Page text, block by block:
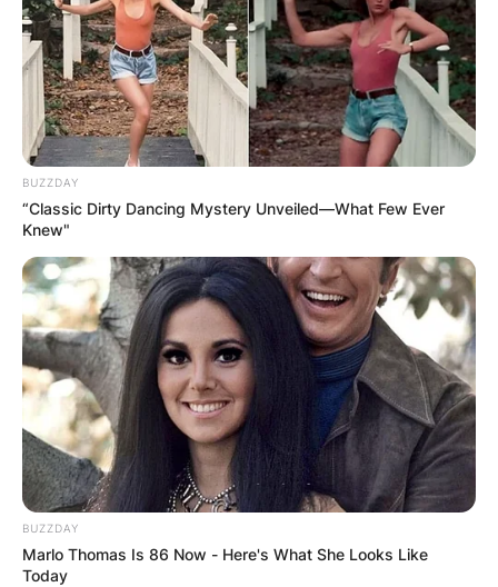
Црна Гора
BUZZDAY
“Classic Dirty Dancing Mystery Unveiled—What Few Ever
Knew"
BUZZDAY
Marlo Thomas Is 86 Now - Here's What She Looks Like
Today